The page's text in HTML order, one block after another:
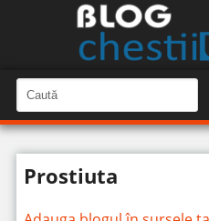
a
u
t
C
a
u
î
n
t
Prostiuta